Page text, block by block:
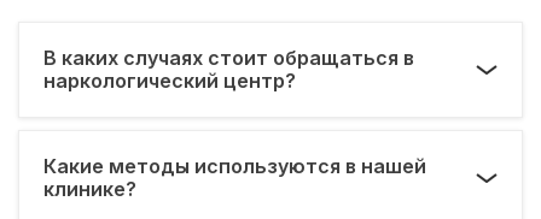
В каких случаях стоит обращаться в
наркологический центр?
Какие методы используются в нашей
клинике?